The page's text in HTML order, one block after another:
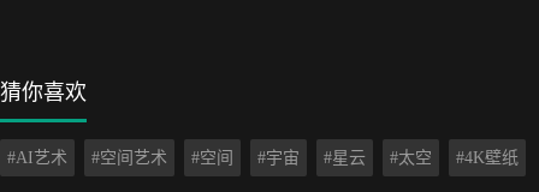
猜你喜欢
#AI艺术 #空间艺术 #空间 #宇宙 #星云 #太空 #4K壁纸